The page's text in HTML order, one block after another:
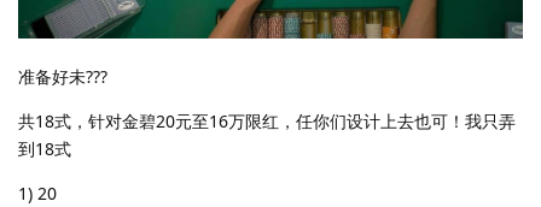
准备好未???
共18式，针对金碧20元至16万限红，任你们设计上去也可！我只弄
到18式
1) 20